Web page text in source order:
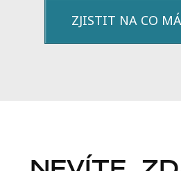
ZJISTIT NA CO